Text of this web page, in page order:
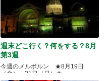
週末どこ行く？何をする？8月
第3週
今週のメルボルン ★8月19日
（金）～21日（日）★